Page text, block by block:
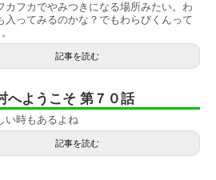
カフカでやみつきになる場所みたい。わ
入ってみるのかな？でもわらびくんって
記事を読む
へようこそ 第７０話
い時もあるよね
記事を読む